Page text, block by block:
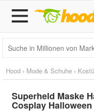
Hood › Mode & Schuhe ›
Superheld Maske
Cosplay Halloween